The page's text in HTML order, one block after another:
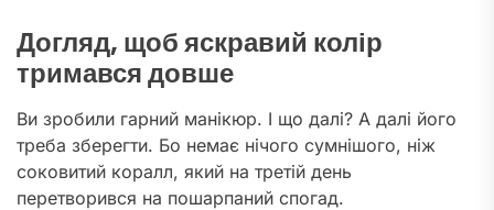
Догляд, щоб яскравий колір
тримався довше
Ви зробили гарний манікюр. І що далі? А далі його
треба зберегти. Бо немає нічого сумнішого, ніж
соковитий коралл, який на третій день
перетворився на пошарпаний спогад.